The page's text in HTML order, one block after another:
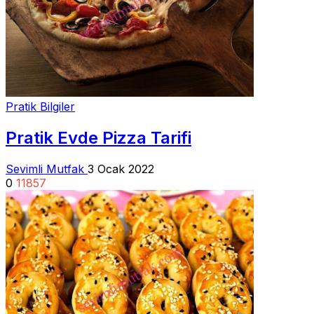
Pratik Bilgiler
Pratik Evde Pizza Tarifi
Sevimli Mutfak 3 Ocak 2022
0 11857